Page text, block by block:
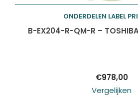
Toevoegen aan
ONDERDELEN LABEL
B-EX204-R-QM-R –
€978,00
Vergelijken